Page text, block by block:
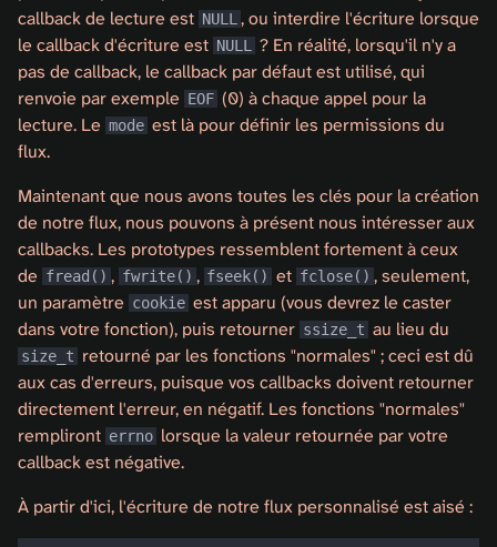
callback de lecture est NULL , ou interdire l'écriture lorsque
le callback d'écriture est NULL
? En réalité, lorsqu'il n'y a
pas de callback, le callback par défaut est utilisé, qui
renvoie par exemple EOF (0) à chaque appel pour la
lecture. Le mode est là pour définir les permissions du
flux.
Maintenant que nous avons toutes les clés pour la création
de notre flux, nous pouvons à présent nous intéresser aux
callbacks. Les prototypes ressemblent fortement à ceux
de fread() , fwrite() , fseek() et fclose() , seulement,
un paramètre cookie est apparu (vous devrez le caster
dans votre fonction), puis retourner ssize_t au lieu du
size_t retourné par les fonctions "normales" ; ceci est dû
aux cas d'erreurs, puisque vos callbacks doivent retourner
directement l'erreur, en négatif. Les fonctions "normales"
rempliront errno lorsque la valeur retournée par votre
callback est négative.
À partir d'ici, l'écriture de notre flux personnalisé est aisé :